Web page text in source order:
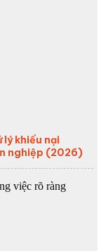
khiếu nại
nghiệp (2026)